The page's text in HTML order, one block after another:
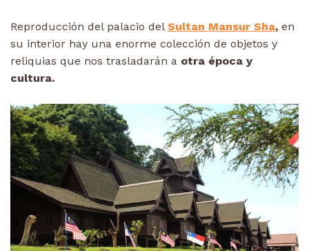
Reproducción del palacio del Sultan Mansur Sha, en
su interior hay una enorme colección de objetos y
reliquias que nos trasladarán a otra época y
cultura.